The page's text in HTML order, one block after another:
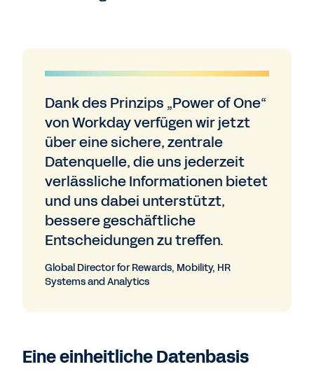
Dank des Prinzips „Power of One“
von Workday verfügen wir jetzt
über eine sichere, zentrale
Datenquelle, die uns jederzeit
verlässliche Informationen bietet
und uns dabei unterstützt,
bessere geschäftliche
Entscheidungen zu treffen.
Global Director for Rewards, Mobility, HR
Systems and Analytics
Eine einheitliche Datenbasis